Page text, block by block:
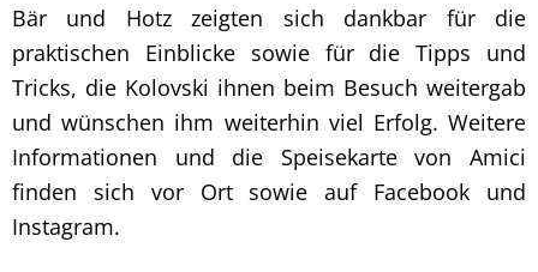
Bär und Hotz zeigten sich dankbar für die
praktischen Einblicke sowie für die Tipps und
Tricks, die Kolovski ihnen beim Besuch weitergab
und wünschen ihm weiterhin viel Erfolg. Weitere
Informationen und die Speisekarte von Amici
finden sich vor Ort sowie auf Facebook und
Instagram.